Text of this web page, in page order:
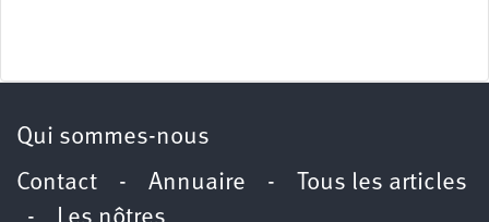
Qui sommes-nous
Contact - Annuaire - Tous les articles